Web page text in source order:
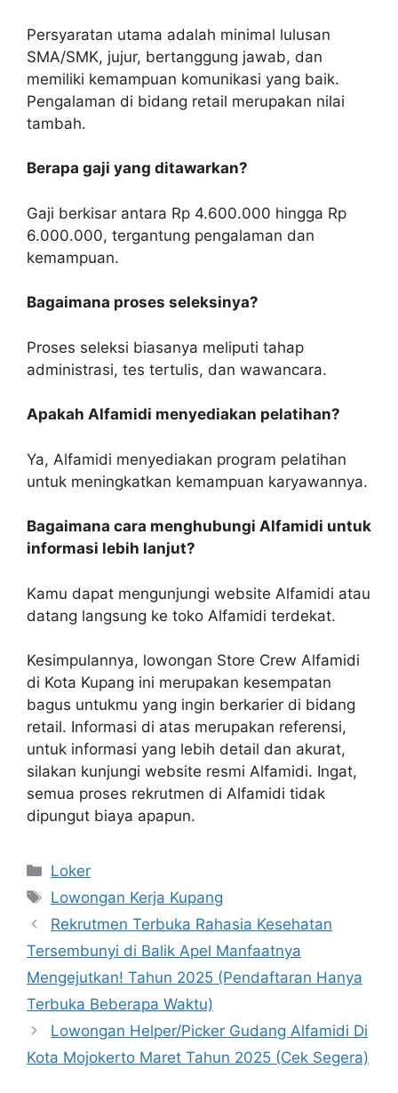
Persyaratan utama adalah minimal lulusan
SMA/SMK, jujur, bertanggung jawab, dan
memiliki kemampuan komunikasi yang baik.
Pengalaman di bidang retail merupakan nilai
tambah.
Berapa gaji yang ditawarkan?
Gaji berkisar antara Rp 4.600.000 hingga Rp
6.000.000, tergantung pengalaman dan
kemampuan.
Bagaimana proses seleksinya?
Proses seleksi biasanya meliputi tahap
administrasi, tes tertulis, dan wawancara.
Apakah Alfamidi menyediakan pelatihan?
Ya, Alfamidi menyediakan program pelatihan
untuk meningkatkan kemampuan karyawannya.
Bagaimana cara menghubungi Alfamidi untuk
informasi lebih lanjut?
Kamu dapat mengunjungi website Alfamidi atau
datang langsung ke toko Alfamidi terdekat.
Kesimpulannya, lowongan Store Crew Alfamidi
di Kota Kupang ini merupakan kesempatan
bagus untukmu yang ingin berkarier di bidang
retail. Informasi di atas merupakan referensi,
untuk informasi yang lebih detail dan akurat,
silakan kunjungi website resmi Alfamidi. Ingat,
semua proses rekrutmen di Alfamidi tidak
dipungut biaya apapun.
Kategori
Loker
Tag
Lowongan Kerja Kupang
Rekrutmen Terbuka Rahasia Kesehatan
Tersembunyi di Balik Apel Manfaatnya
Mengejutkan! Tahun 2025 (Pendaftaran Hanya
Terbuka Beberapa Waktu)
Lowongan Helper/Picker Gudang Alfamidi Di
Kota Mojokerto Maret Tahun 2025 (Cek Segera)